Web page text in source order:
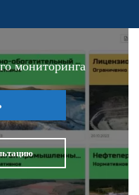
мониторинга